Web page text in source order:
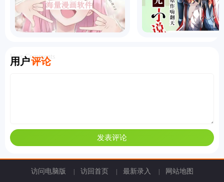
用户评论
User Comments
访问电脑版 访回首页 最新录入 网站地图